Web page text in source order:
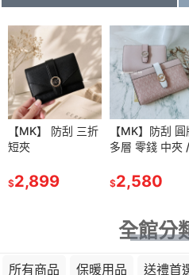
【MK】 防刮 三折
短夾
$2,899
【MK】防刮 圓
多層 零錢 中夾
$2,580
【資生
膠原保
【資生堂】安耐曬
金鑽 高效 防曬噴
SPF50+/PA++++
$
【雅
久完
$
全館分
所有商品 保暖用品 送禮首